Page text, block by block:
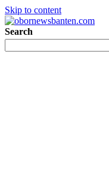
Skip to content
Search